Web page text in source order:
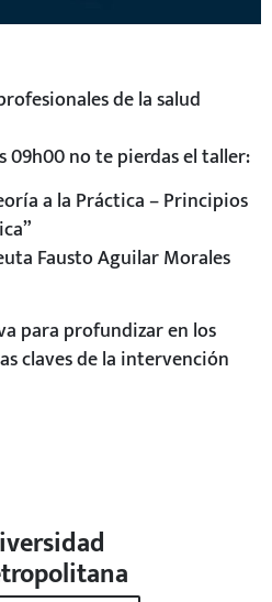
de la salud
09h00 no te pierdas el taller:
a la Práctica – Principios
Fausto Aguilar Morales
para profundizar en los
claves de la intervención